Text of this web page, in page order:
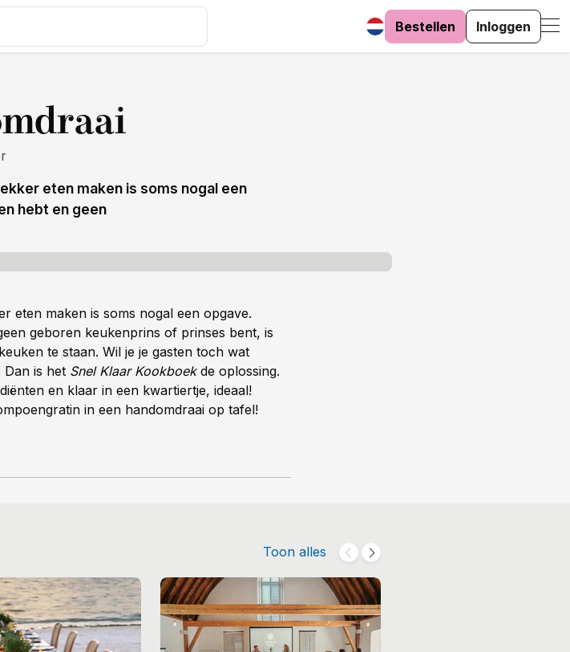
Bestellen Inloggen
eten maken is soms nogal een
hebt en geen
eten maken is soms nogal een opgave.
geboren keukenprins of prinses bent, is
te staan. Wil je je gasten toch wat
is het Snel Klaar Kookboekde oplossing.
en klaar in een kwartiertje, ideaal!
in een handomdraai op tafel!
Toon alles